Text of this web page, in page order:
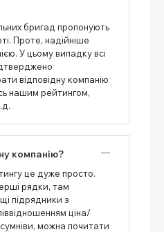
бригад пропонують
Проте, надійніше
У цьому випадку всі
відповідну компанію
нашим рейтингом,
компанію?
це дуже просто.
рядки, там
підрядники з
ціна/
можна почитати